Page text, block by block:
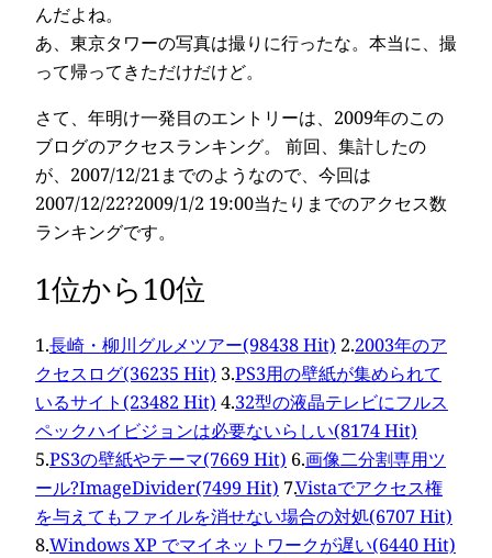
んだよね。
あ、東京タワーの写真は撮りに行ったな。本当に、撮
って帰ってきただけだけど。
さて、年明け一発目のエントリーは、2009年のこの
ブログのアクセスランキング。 前回、集計したの
が、2007/12/21までのようなので、今回は
2007/12/22?2009/1/2 19:00当たりまでのアクセス数
ランキングです。
1位から10位
1.長崎・柳川グルメツアー(98438 Hit) 2.2003年のア
クセスログ(36235 Hit) 3.PS3用の壁紙が集められて
いるサイト(23482 Hit) 4.32型の液晶テレビにフルス
ペックハイビジョンは必要ないらしい(8174 Hit)
5.PS3の壁紙やテーマ(7669 Hit) 6.画像二分割専用ツ
ール?ImageDivider(7499 Hit) 7.Vistaでアクセス権
を与えてもファイルを消せない場合の対処(6707 Hit)
8.Windows XP でマイネットワークが遅い(6440 Hit)